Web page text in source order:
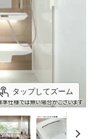
タップしてズーム